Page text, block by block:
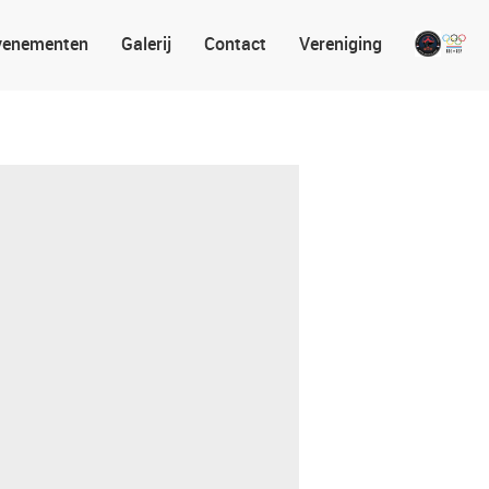
Galerij Contact Vereniging